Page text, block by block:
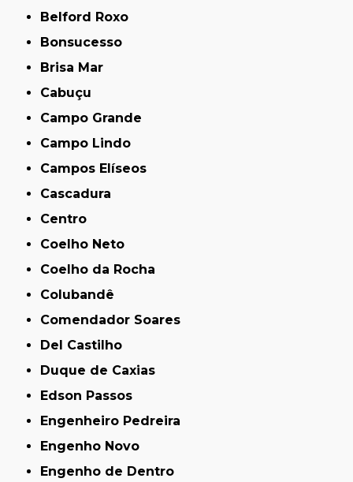
Belford Roxo
Bonsucesso
Brisa Mar
Cabuçu
Campo Grande
Campo Lindo
Campos Elíseos
Cascadura
Centro
Coelho Neto
Coelho da Rocha
Colubandê
Comendador Soares
Del Castilho
Duque de Caxias
Edson Passos
Engenheiro Pedreira
Engenho Novo
Engenho de Dentro